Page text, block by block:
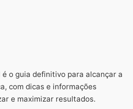
o guia definitivo para alcançar a
com dicas e informações
e maximizar resultados.